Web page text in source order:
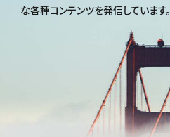
な各種コンテンツを発信しています。